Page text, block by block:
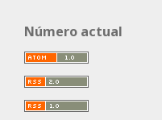
Número actual